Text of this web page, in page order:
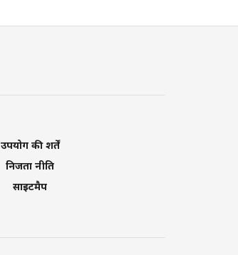
उपयोग की शर्तें
निजता नीति
साइटमैप